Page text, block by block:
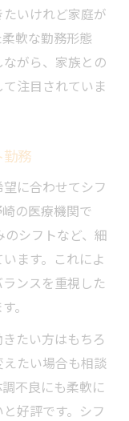
いけれど家庭が
軟な勤務形態
がら、家族との
注目されていま
勤務
に合わせてシフ
の医療機関で
シフトなど、細
ます。これによ
ンスを重視した
。
たい方はもちろ
たい場合も相談
不良にも柔軟に
好評です。シフ